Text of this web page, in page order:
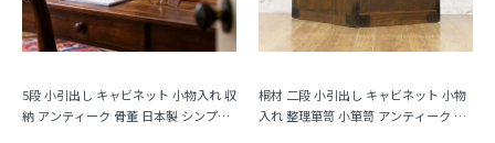
5段 小引出し キャビネット 小物入れ 収
納 アンティーク 骨董 日本製 シンプル
桐材 二段 小引出し キャビネット 小物
入れ 整理箪笥 小箪笥 アンティーク 骨